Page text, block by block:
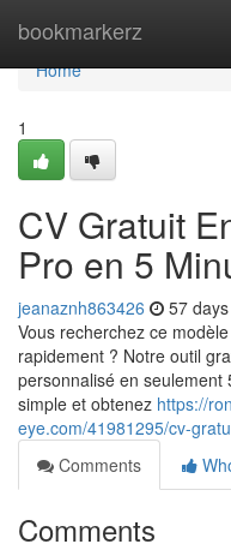
bookmarkerz
Home
Home
1
CV Gratuit
Pro en 5
jeanaznh863426 57
Vous recherchez ce
rapidement ? Notre outil
personnalisé en
simple et obtenez https://
eye.com/41981295/cv-
Comments
Comments